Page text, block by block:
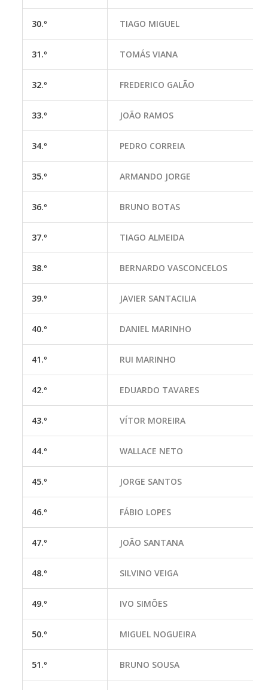
30.º TIAGO MIGUEL
31.º TOMÁS VIANA
32.º FREDERICO GALÃO
33.º JOÃO RAMOS
34.º PEDRO CORREIA
35.º ARMANDO JORGE
36.º BRUNO BOTAS
37.º TIAGO ALMEIDA
38.º BERNARDO VASCONCELOS
39.º JAVIER SANTACILIA
40.º DANIEL MARINHO
41.º RUI MARINHO
42.º EDUARDO TAVARES
43.º VÍTOR MOREIRA
44.º WALLACE NETO
45.º JORGE SANTOS
46.º FÁBIO LOPES
47.º JOÃO SANTANA
48.º SILVINO VEIGA
49.º IVO SIMÕES
50.º MIGUEL NOGUEIRA
51.º BRUNO SOUSA